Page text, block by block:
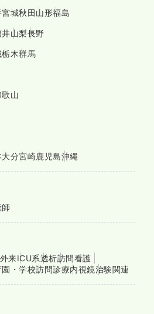
宮城秋田山形福島
井山梨長野
栃木群馬
歌山
大分宮崎鹿児島沖縄
来ICU系透析訪問看護
園・学校訪問診療内視鏡治験関連